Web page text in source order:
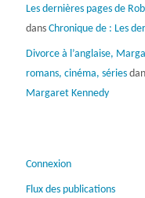
Les dernières pages de
dans Chronique de : Les
Divorce à l’anglaise,
romans, cinéma, séries
Margaret Kennedy
Connexion
Flux des publications